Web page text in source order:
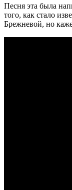
Песня эта была
того, как стало
Брежневой, но